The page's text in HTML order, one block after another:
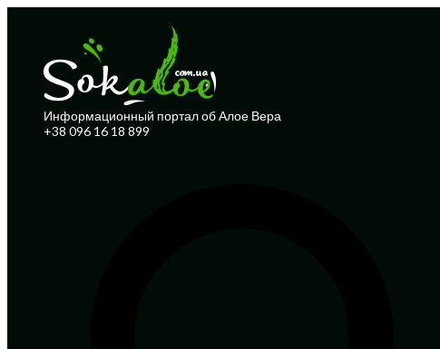
Информационный портал об Алое Вера
+38 096 16 18 899